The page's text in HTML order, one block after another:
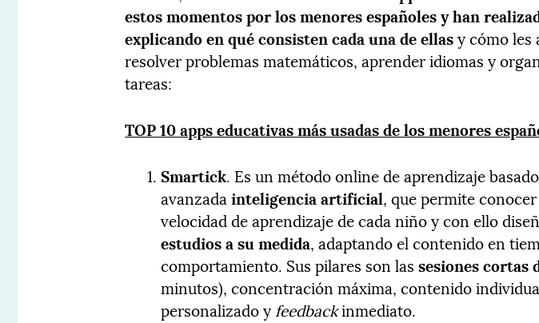
estos momentos por los menores españoles y han
explicando en qué consisten cada una de ellasy cómo les
resolver problemas matemáticos, aprender idiomas y
tareas:
TOP 10 apps educativas más usadas de los menores
Smartick. Es un método online de aprendizaje
avanzadainteligencia artificial, que permite
velocidad de aprendizaje de cada niño y con ello
estudios a su medida, adaptando el contenido en
comportamiento. Sus pilares son lassesiones cortas
minutos), concentración máxima, contenido
personalizado y feedbackinmediato.